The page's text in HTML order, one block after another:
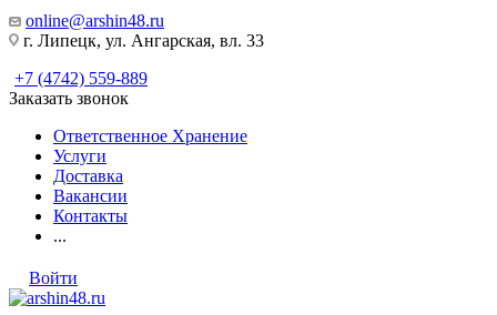
online@arshin48.ru
г. Липецк, ул. Ангарская, вл. 33
+7 (4742) 559-889
Заказать звонок
Ответственное Хранение
Услуги
Доставка
Вакансии
Контакты
...
Войти